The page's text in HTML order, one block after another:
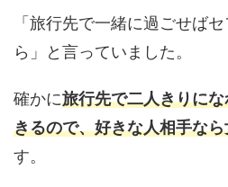
「旅行先で一緒に過ごせば
ら」と言っていました。
確かに旅行先で二人きりに
きるので、好きな人相手な
す。